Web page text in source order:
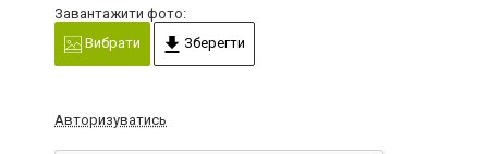
Завантажити фото:
Вибрати
Зберегти
Авторизуватись